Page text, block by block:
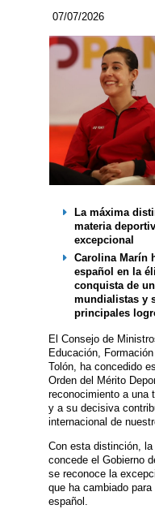
07/07/2026
La máxima
materia
excepcional
Carolina Marín
español en la
conquista de
mundialistas y
principales
El Consejo de
Educación,
Tolón, ha concedido
Orden del Mérito
reconocimiento a una
y a su decisiva
internacional de
Con esta distinción,
concede el Gobierno
se reconoce la
que ha cambiado
español.